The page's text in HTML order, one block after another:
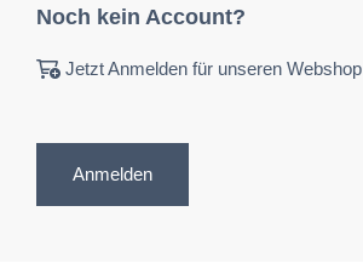
Noch kein Account?
Jetzt Anmelden für unseren Webshop
Anmelden